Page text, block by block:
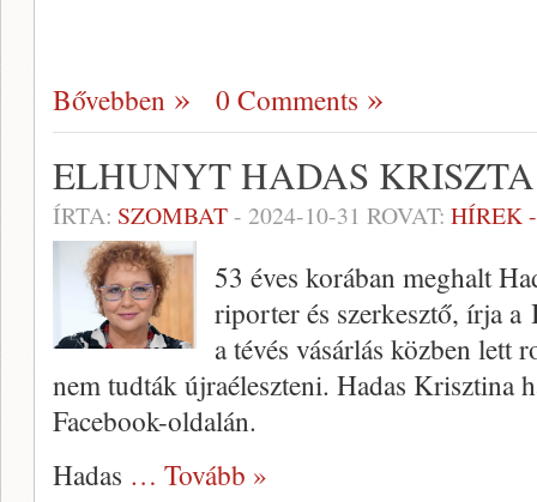
Bővebben 0 Comments
ELHUNYT HADAS KRISZTA
ÍRTA: SZOMBAT- 2024-10-31 ROVAT: HÍREK
53 éves korában meghalt
riporter és szerkesztő, írja
a tévés vásárlás közben lett
nem tudták újraéleszteni. Hadas Krisztina
Facebook-oldalán.
Hadas … Tovább »